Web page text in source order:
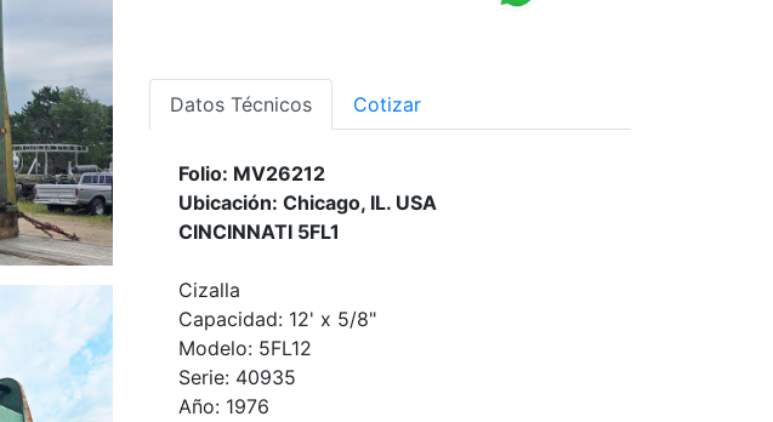
Datos Técnicos Cotizar
Folio: MV26212
Ubicación: Chicago, IL. USA
CINCINNATI 5FL1
Cizalla
Capacidad: 12' x 5/8"
Modelo: 5FL12
Serie: 40935
Año: 1976